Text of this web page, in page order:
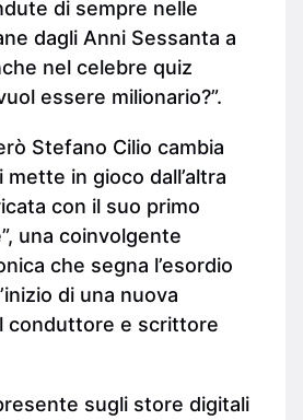
di sempre nelle
dagli Anni Sessanta a
nel celebre quiz
essere milionario?”.
Stefano Cilio cambia
in gioco dall’altra
con il suo primo
una coinvolgente
che segna l’esordio
di una nuova
conduttore e scrittore
sugli store digitali